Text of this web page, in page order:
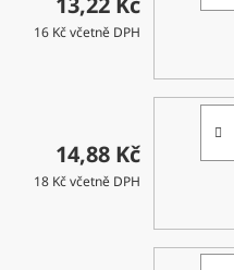
16 Kč včetně DPH
14,88 Kč
18 Kč včetně DPH